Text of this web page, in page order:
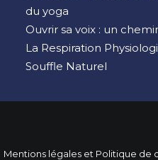
du yoga
Ouvrir sa voix : un
La Respiration
Souffle Naturel
Mentions légales et Politique de